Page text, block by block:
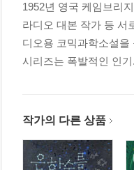
1952년 영국 케임브리
라디오 대본 작가 등 서
디오용 코믹과학소설
시리즈는 폭발적인 인기
작가의 다른 상품